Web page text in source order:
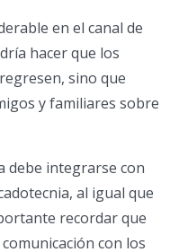
en el canal de
hacer que los
sino que
y familiares sobre
debe integrarse con
al igual que
recordar que
con los